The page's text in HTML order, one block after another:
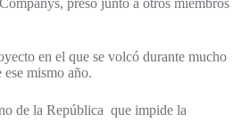
preso junto a otros miembros
en el que se volcó durante mucho
mismo año.
de la República que impide la